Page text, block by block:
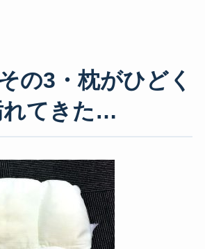
の3・枕がひどく
れてきた…